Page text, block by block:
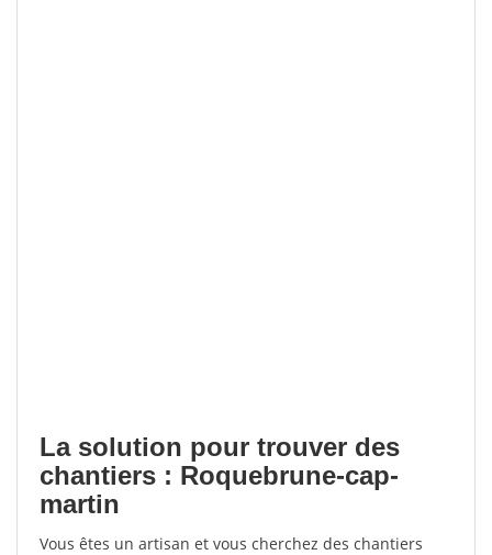
La solution pour trouver des
chantiers : Roquebrune-cap-
martin
Vous êtes un artisan et vous cherchez des chantiers